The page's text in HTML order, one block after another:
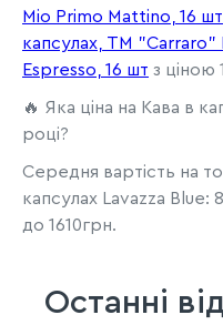
Mio Primo Mattino, 16 шт
капсулах, TM "Carraro"
Espresso, 16 шт з ціною
🔥 Яка ціна на Кава в
році?
Середня вартість на
капсулах Lavazza Blue:
до 1610грн.
Останні